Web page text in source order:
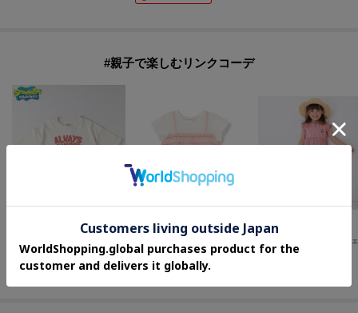
ブルー：モデル身長：119cm 着用サイズ：120cm
黒：モデル身長：119cm 着用サイズ：120cm
#親子で楽しむリンクコーデ
【スポンジ・ボブ】プリントTシャツ（親子リンク）
petit main
¥1,276
60%OFF
petit main
¥ 3,003